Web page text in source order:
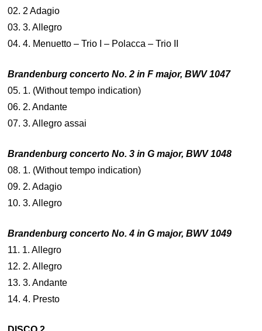
02. 2 Adagio
03. 3. Allegro
04. 4. Menuetto – Trio I – Polacca – Trio II
Brandenburg concerto No. 2 in F major, BWV 1047
05. 1. (Without tempo indication)
06. 2. Andante
07. 3. Allegro assai
Brandenburg concerto No. 3 in G major, BWV 1048
08. 1. (Without tempo indication)
09. 2. Adagio
10. 3. Allegro
Brandenburg concerto No. 4 in G major, BWV 1049
11. 1. Allegro
12. 2. Allegro
13. 3. Andante
14. 4. Presto